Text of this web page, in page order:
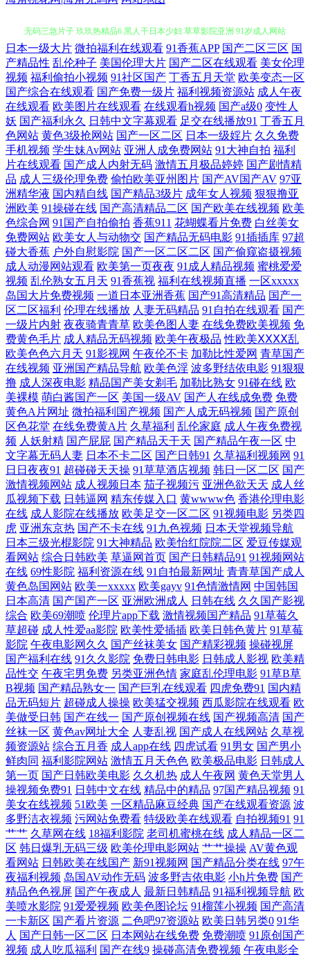
香蕉午夜影院 成人淫淫网 岛国VA 91在线视频资源 51视频在线观看 日韩
无码三急片子 玖玖热精品6 黑人干日本少妇 草草影院亚洲 91岁成人网站
亚州素人区 少妇前吃后入 欧美人妖丝袜 精品在线岛女视频 免费性爱Av
激情综合97 国产精品色网 肏屄视频网址 91美网站 亚洲内射黄网站 日韩
AV无码网站 狼友免费福利 福利网址导航 超碰超碰人人 91豆花免费观看
欧美专区精品色 日本老熟妇毛茸茸 欧美A片色图图片 韩国射无码 大香蕉
伊人網 变态另类第12页 91干逼网 伊人香集Av 午夜探花 欧美欧美 久草性
爱视频 韩国性爱网 白丝少妇 69看片 国产黄网站 国产91理论在线 超碰97
人人草 91豆花吃瓜熟女 婷婷尤物超碰 欧日韩aa 九一av 成人曰B免费视频
91福利视频网址 香蕉视频18 青娱乐豆花午夜 久热在线精品 豆花网站免费
草比视频线观看 草莓视频免费观看 91孕妇在线 亚洲x片 日韩色欧 欧美精
品传媒 四虎新888网名 视频污下载 美女喷水网站 国产福利大秀伪娘 草逼
视频软件 91福利版 91福利版 日韩色图自拍 久久综合伊人无码 国产网址
操泥马影院 AV熟女闻 91巨炮免费福利 先锋影音熟女 日本五区视频 69av
麻豆 97AV香蕉 伊人伊人网 色色九一综合 人妖手慰网站 欧美啪啪91 黑丝
袜喷水视频网 成人AV蜜臀影院 欧美激情熟妇 久久伊人免费 国产h精品视
频 97碰人人摸 亚州性色 亚洲四房诱惑 日韩3级片 国内草逼中文字幕 超碰
97人人爽 91视频免费网址 午夜性福 日本美女啪啪啪 久久97视屏 大香蕉大
香蕉在线 AV福利网站 伊人婷婷大香蕉 日韩欧美a免费 久久国内精品 国产
色福利骚在线 肏屄传媒 91传媒免费入口 另类综合性爱 国产亚洲日本 超碰
综合在线 91在线免费 51色女婷婷导航 色爺爺网站视频 欧美理论片 无码人
妖系列 欧美人与兽A无码 国产人妖群交 AV无限网站 97美女在线视频 自慰
91 黑丝无码Av 麻豆黄色网 九一日韩 激情五月天成年网 丁香六月操 91社
久久 黄色电影地址 男人午夜剧场AB 激情网站 大香蕉资源站 91午夜激情
亚洲成人性爱 深夜福利站 欧美性爱天天网 激情与性爱 成人91tv 91精品国
产丝袜 四虎毛影院毛片 日韩福利视频导航 另类极品 韩国偷拍免费观看 白
丝学姐自慰 91网址黄w 亚洲老司机www 午夜av网址 欧美日韩综合在线 久
日本一级大片 微拍福利在线观看 91香蕉APP 国产二区三区 国
产精品性 乱伦种子 美国伦理大片 国产二区在线观看 美女伦理
视频 福利偷拍小视频 91社区国产 丁香五月天堂 欧美变态一区
国产综合在线观看 国产免费一级片 福利视频资源站 成人午夜
在线观看 欧美图片在线观看 在线观看h视频 国产a级0 变性人
妖 国产福利永久 日韩中文字幕观看 足交在线播放91 丁香五月
色网站 黄色3级抢网站 国产一区二区 日本一级婬片 久久免费
手机视频 学生妹Av网站 亚洲人成免费网站 91大神自拍 福利
片在线观看 国产成人内射无码 激情五月极品婷婷 国产剧情精
品 成人三级伦理免费 偷怕欧美亚州图片 国产AV国产AV 97亚
洲精华液 国内精自线 国产精品3级片 成年女人视频 狠狠撸亚
洲欧美 91操碰在线 国产高清精品二区 国产欧美在线视频 欧美
色综合网 91国产自拍偷拍 香蕉911 花蝴蝶看片免费 白丝美女
免费网站 欧美女人与动物交 国产精品无码电影 91插插库 97超
碰大香蕉 户外自慰影院 国产一区二区二区 国产偷窥盗摄视频
成人动漫网站观看 欧美第一页夜夜 91成人精品视频 蜜桃爱爱
视频 乱伦熟女五月天 91香蕉视 福利在线视频直播 一区xxxxx
岛国大片免费视频 一道日本亚洲香蕉 国产91高清精品 国产一
区二区福利 伦理在线播放 人妻无码精品 91自拍在线观看 国产
一级片内射 夜夜骑青青草 欧美色图人妻 在线免费欧美视频 免
费黄色毛片 成人精品无码视频 欧美午夜极品 性欧美ⅩⅩⅩⅩ乱
欧美色色六月天 91影视网 午夜伦不卡 加勒比性爱网 青草国产
在线视频 亚洲国产精品导航 欧美色淫 波多野结依电影 91狠狠
撸 成人深夜电影 精品国产美女剃毛 加勒比熟女 91碰在线 欧
美裸模 萌白酱国产一区 美国一级AV 国产人在线成免费 免费
黄色A片网址 微拍福利国产视频 国产人成无码视频 国产原创
区色花堂 在线免费黄A片 久草福利 乱伦家庭 成人午夜免费视
频 人妖射精 国产屁屁 国产精品天干天 国产精品午夜一区 中
文字幕无码人妻 日本不卡二区 国产日韩91 久草福利视频网 91
日日夜夜91 超碰碰天天操 91草草酒店视频 韩日一区二区 国产
激情视频网站 成人视频日本 茄子视频污 亚洲色欲天天 成人丝
瓜视频下载 日韩逼网 精东传媒入口 黄wwww色 香港伦理电影
在线 成人影院在线播放 欧美足交一区二区 91视频电影 另类四
虎 亚洲东京热 国产不卡在线 91九色视频 日本天堂视频导航
日本三级光棍影院 91大神精品 欧美怡红院院二区 爱豆传媒观
看网站 综合日韩欧美 草逼网首页 国产日韩精品91 91视频网站
在线 69性影院 福利资源在线 91自拍最新网址 青青草国产成人
黄色岛国网站 欧美一xxxxx 欧美gayv 91色情激情网 中国韩国
日本高清 国产国产一区 亚洲欧洲成人 日韩在线 久久国产影视
综合 欧美69潮喷 伦理片app下载 激情视频国产精品 91草莓久
草超碰 成人性爱aa影院 欧美性爱插插 欧美日韩色黄片 91草莓
影院 午夜电影网久久 国产丝袜美女 国产精彩视频 操碰视屏
国产福利在线 91久久影院 免费日韩电影 日韩成人影视 欧美精
品性交 午夜宅男免费 另类亚洲色情 家庭乱伦理电影 91草B草
B视频 国产精品熟女一 国产巨乳在线观看 四虎免费91 国内精
品无码短片 超碰成人操操 欧美猛交视频 西瓜影院在线观看 欧
美做受日韩 国产在线一 国产原创视频在线 国产视频高清 国产
丝袜一区 黄色av网址大全 人妻乱视 国产成人在线网站 久草视
频资源站 综合五月香 成人app在线 四虎试看 91男女 国产男小
鲜肉同 福利影院网站 激情五月天色色 欧美极品电影 日韩成人
第一页 国产日韩欧美电影 久久机热 成人午夜网 黄色天堂男人
操视频免费91 日韩中文在线 精品中的精品 97国产精品视频 91
美女在线视频 51欧美 一区精品麻豆经典 国产在线观看资源 波
多野洁衣视频 污网站免费看 特级欧美在线观看 自拍视频91 91
艹艹 久草网在线 18福利影院 老司机蜜桃在线 成人精品一区二
区 韩日爆乳无码三级 欧美伦理电影网站 艹艹操操 AV黄色观
看网站 日韩欧美在线国产 新91视频网 国产精品分类在线 97午
夜福利视频 岛国AV动作无码 波多野吉依电影 小h片免费 国产
精品色色视屏 国产午夜成人 最新日韩精品 91福利视频导航 欧
美喷水影院 91爱爱视频 欧美色图论坛 91榴莲小视频 国产高清
一卡新区 国产看片资源 二色吧97资源站 欧美日韩另类0 91华
人 国产日韩一区二区 日本网站在线免费 免费潮喷 91原创国产
视频 成人吃瓜福利 国产在线9 操碰高清免费视频 午夜电影全